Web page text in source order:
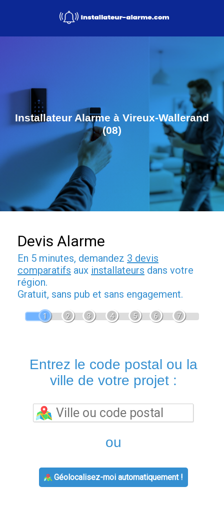
Installateur Alarme à Vireux-Wallerand
(08)
Devis Alarme
En 5 minutes, demandez 3 devis
comparatifs aux installateurs dans votre
région.
Gratuit, sans pub et sans engagement.
1 2 3 4 5 6 7
Entrez le code postal ou la
ville de votre projet :
ou
Géolocalisez-moi automatiquement !